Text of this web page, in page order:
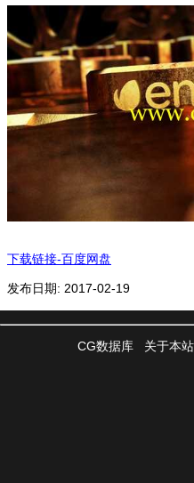
下载链接-百度网盘
发布日期: 2017-02-19
CG数据库 关于本站